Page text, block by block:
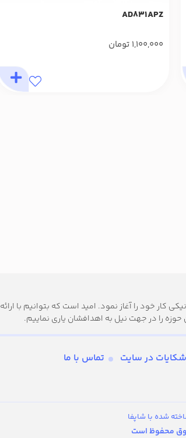
AD831APZ
1,100,000 تومان
کار خود را آغاز نمود. امید است که بتوانیم با ارائه
را در جهت نیل به اهدافشان یاری نماییم.
در سایت
تماس با ما
شده با شاپفا
محفوظ است